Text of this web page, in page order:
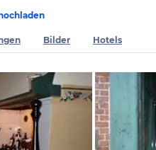
Bilder Hotels